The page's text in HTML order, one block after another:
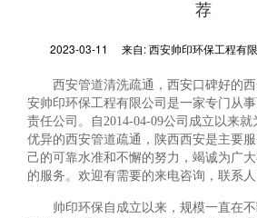
荐
2023-03-11 来自:西安帅印环保工程有
西安管道清洗疏通，西安口碑好的
安帅印环保工程有限公司是一家专门从
责任公司。自2014-04-09公司成立以来
优异的西安管道疏通，陕西西安是主要
己的可靠水准和不懈的努力，竭诚为广
的服务。欢迎有需要的来电咨询，联系人
帅印环保自成立以来，规模一直在